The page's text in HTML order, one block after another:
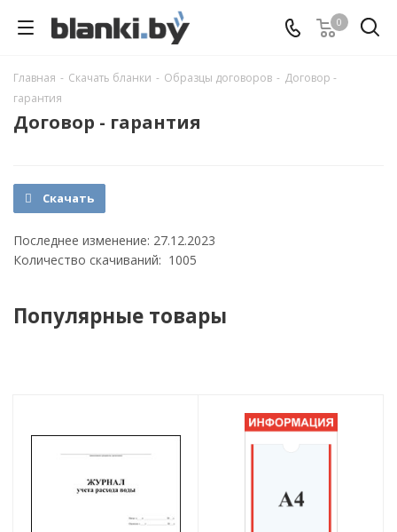
0
Главная - Скачать бланки - Образцы договоров - Договор -
гарантия
Договор - гарантия
Скачать
Последнее изменение: 27.12.2023
Количество скачиваний: 1005
Популярные товары